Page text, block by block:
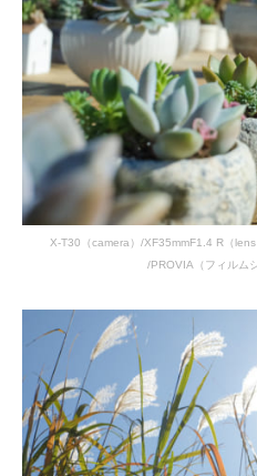
X-T30（camera）/XF35mmF1.4 R（
/PROVIA（フィルム